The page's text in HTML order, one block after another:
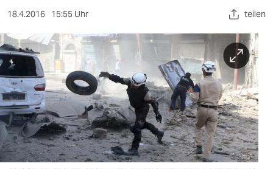
sport
berlin
nord
wahrheit
verlag
verlag
18.4.2016 15:55 Uhr teilen